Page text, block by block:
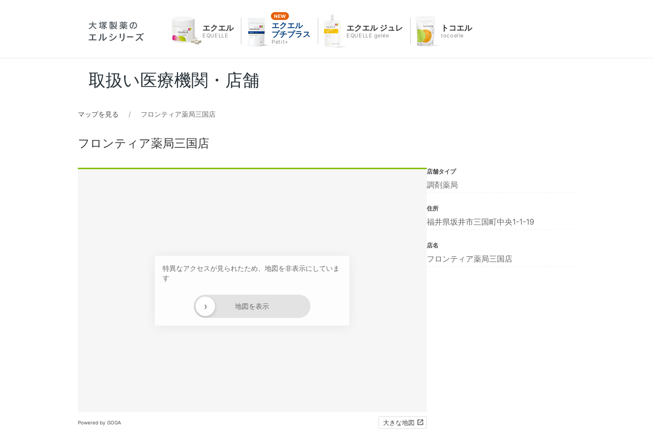
エクエル
EQUELLE
エクエル
プチプラス
Petit+
エクエル ジュレ
EQUELLE gelée
トコエル
tocoelle
取扱い医療機関・店舗
マップを見る フロンティア薬局三国店
フロンティア薬局三国店
特異なアクセスが見られたため、地図を非表示にしていま
す
地図を表示
›
Powered by GOGA 大きな地図
店舗タイプ
調剤薬局
住所
福井県坂井市三国町中央1-1-19
店名
フロンティア薬局三国店